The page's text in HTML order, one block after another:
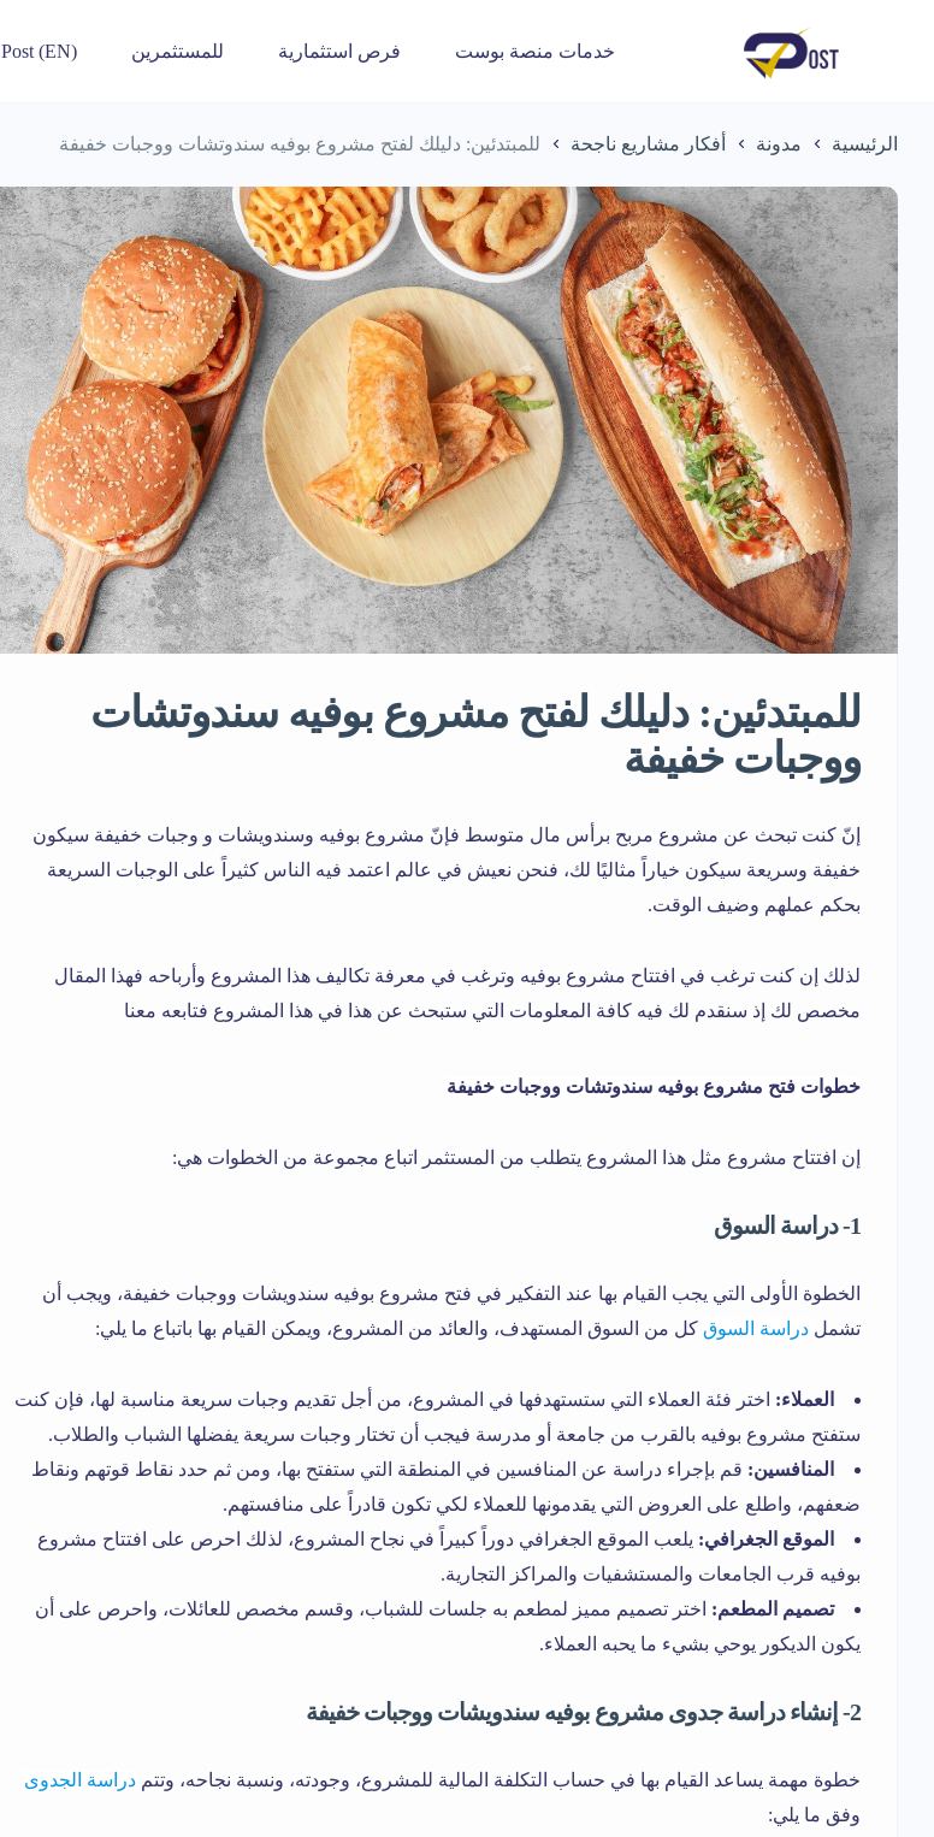
خدمات منصة بوست فرص استثمارية للمستثمرين Post (EN)
الرئيسية مدونة أفكار مشاريع ناجحة للمبتدئين: دليلك لفتح مشروع بوفيه سندوتشات ووجبات خفيفة
للمبتدئين: دليلك لفتح مشروع بوفيه سندوتشات
ووجبات خفيفة
إنّ كنت تبحث عن مشروع مربح برأس مال متوسط فإنّ مشروع بوفيه وسندويشات و وجبات خفيفة سيكون
خفيفة وسريعة سيكون خياراً مثاليًا لك، فنحن نعيش في عالم اعتمد فيه الناس كثيراً على الوجبات السريعة
بحكم عملهم وضيف الوقت.
لذلك إن كنت ترغب في افتتاح مشروع بوفيه وترغب في معرفة تكاليف هذا المشروع وأرباحه فهذا المقال
مخصص لك إذ سنقدم لك فيه كافة المعلومات التي ستبحث عن هذا في هذا المشروع فتابعه معنا
خطوات فتح مشروع بوفيه سندوتشات ووجبات خفيفة
إن افتتاح مشروع مثل هذا المشروع يتطلب من المستثمر اتباع مجموعة من الخطوات هي:
1- دراسة السوق
الخطوة الأولى التي يجب القيام بها عند التفكير في فتح مشروع بوفيه سندويشات ووجبات خفيفة، ويجب أن
تشمل دراسة السوق كل من السوق المستهدف، والعائد من المشروع، ويمكن القيام بها باتباع ما يلي:
العملاء: اختر فئة العملاء التي ستستهدفها في المشروع، من أجل تقديم وجبات سريعة مناسبة لها، فإن كنت
ستفتح مشروع بوفيه بالقرب من جامعة أو مدرسة فيجب أن تختار وجبات سريعة يفضلها الشباب والطلاب.
المنافسين: قم بإجراء دراسة عن المنافسين في المنطقة التي ستفتح بها، ومن ثم حدد نقاط قوتهم ونقاط
ضعفهم، واطلع على العروض التي يقدمونها للعملاء لكي تكون قادراً على منافستهم.
الموقع الجغرافي: يلعب الموقع الجغرافي دوراً كبيراً في نجاح المشروع، لذلك احرص على افتتاح مشروع
بوفيه قرب الجامعات والمستشفيات والمراكز التجارية.
تصميم المطعم: اختر تصميم مميز لمطعم به جلسات للشباب، وقسم مخصص للعائلات، واحرص على أن
يكون الديكور يوحي بشيء ما يحبه العملاء.
2- إنشاء دراسة جدوى مشروع بوفيه سندويشات ووجبات خفيفة
خطوة مهمة يساعد القيام بها في حساب التكلفة المالية للمشروع، وجودته، ونسبة نجاحه، وتتم دراسة الجدوى
وفق ما يلي: